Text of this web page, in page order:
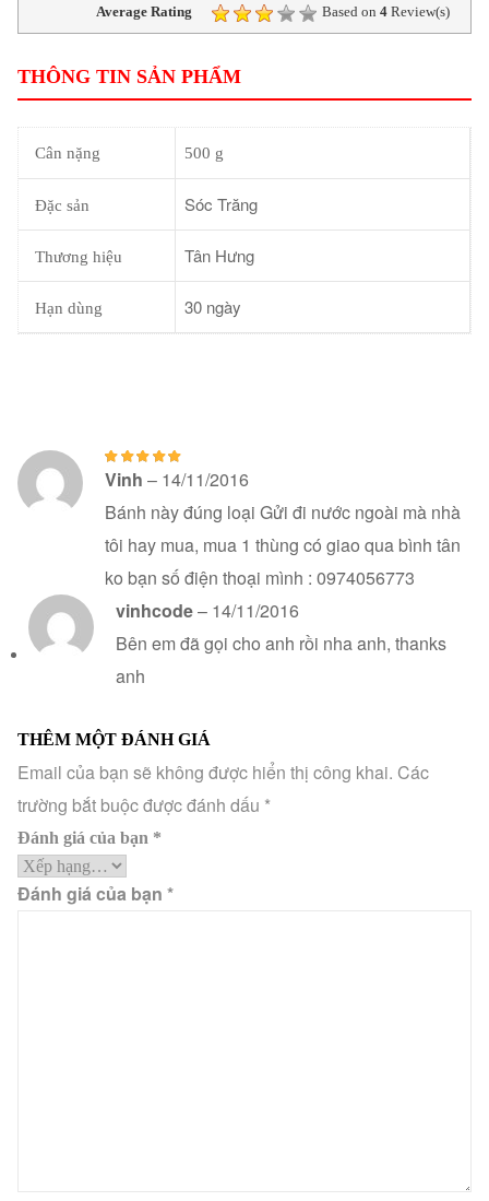
Average Rating Based on4 Review(s)
THÔNG TIN SẢN PHẨM
Cân nặng 500 g
Đặc sản Sóc Trăng
Thương hiệu Tân Hưng
Hạn dùng 30 ngày
Được xếp hạng5
Vinh – 14/11/2016
Bánh này đúng loại Gửi đi nước ngoài mà nhà
tôi hay mua, mua 1 thùng có giao qua bình tân
ko bạn số điện thoại mình : 0974056773
vinhcode– 14/11/2016
Bên em đã gọi cho anh rồi nha anh, thanks
anh
THÊM MỘT ĐÁNH GIÁ
Email của bạn sẽ không được hiển thị công khai. Các
trường bắt buộc được đánh dấu *
Đánh giá của bạn *
Đánh giá của bạn *